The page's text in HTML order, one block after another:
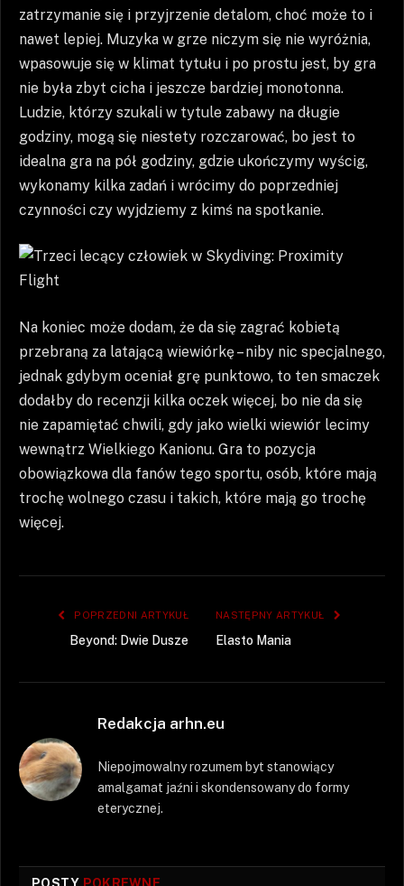
zatrzymanie się i przyjrzenie detalom, choć może to i
nawet lepiej. Muzyka w grze niczym się nie wyróżnia,
wpasowuje się w klimat tytułu i po prostu jest, by gra
nie była zbyt cicha i jeszcze bardziej monotonna.
Ludzie, którzy szukali w tytule zabawy na długie
godziny, mogą się niestety rozczarować, bo jest to
idealna gra na pół godziny, gdzie ukończymy wyścig,
wykonamy kilka zadań i wrócimy do poprzedniej
czynności czy wyjdziemy z kimś na spotkanie.
Na koniec może dodam, że da się zagrać kobietą
przebraną za latającą wiewiórkę – niby nic specjalnego,
jednak gdybym oceniał grę punktowo, to ten smaczek
dodałby do recenzji kilka oczek więcej, bo nie da się
nie zapamiętać chwili, gdy jako wielki wiewiór lecimy
wewnątrz Wielkiego Kanionu. Gra to pozycja
obowiązkowa dla fanów tego sportu, osób, które mają
trochę wolnego czasu i takich, które mają go trochę
więcej.
POPRZEDNI ARTYKUŁ
Beyond: Dwie Dusze
NASTĘPNY ARTYKUŁ
Elasto Mania
Redakcja arhn.eu
Niepojmowalny rozumem byt stanowiący
amalgamat jaźni i skondensowany do formy
eterycznej.